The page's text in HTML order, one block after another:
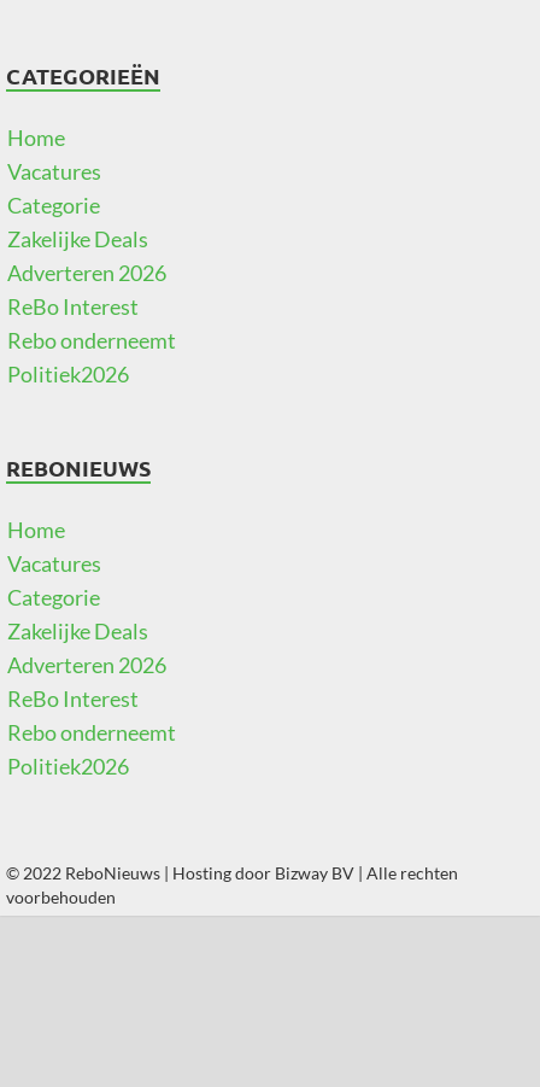
CATEGORIEËN
Home
Vacatures
Categorie
Zakelijke Deals
Adverteren 2026
ReBo Interest
Rebo onderneemt
Politiek2026
REBONIEUWS
Home
Vacatures
Categorie
Zakelijke Deals
Adverteren 2026
ReBo Interest
Rebo onderneemt
Politiek2026
© 2022 ReboNieuws | Hosting door Bizway BV | Alle rechten
voorbehouden